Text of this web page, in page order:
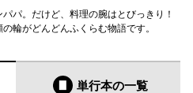
パ。だけど、料理の腕はとびっきり！
輪がどんどんふくらむ物語です。
単行本の一覧